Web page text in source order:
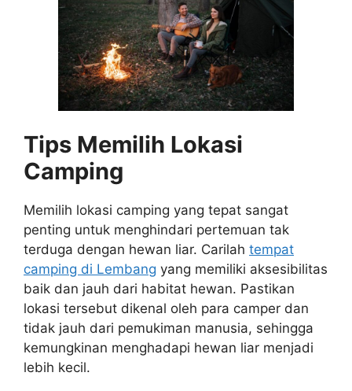
Tips Memilih Lokasi
Camping
Memilih lokasi camping yang tepat sangat
penting untuk menghindari pertemuan tak
terduga dengan hewan liar. Carilah tempat
camping di Lembang yang memiliki aksesibilitas
baik dan jauh dari habitat hewan. Pastikan
lokasi tersebut dikenal oleh para camper dan
tidak jauh dari pemukiman manusia, sehingga
kemungkinan menghadapi hewan liar menjadi
lebih kecil.